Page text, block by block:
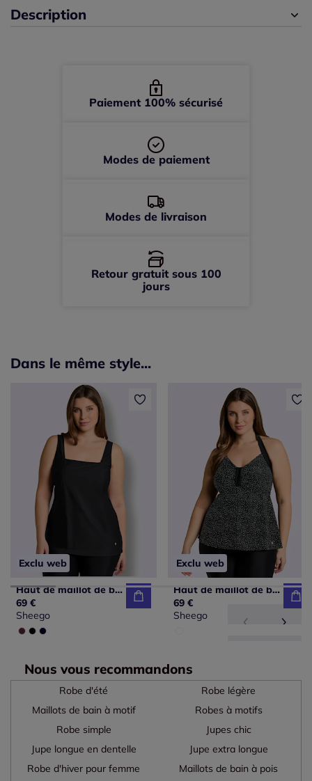
En stock
Description
Paiement 100% sécurisé
Modes de paiement
Modes de livraison
Retour gratuit sous 100
jours
Dans le même style...
Exclu web
Haut de maillot de bain bon. b, c, d, e, f
69 €
Sheego
Exclu web
Haut de maillot de bain bonnets doux
69 €
Sheego
Nous vous recommandons
Robe d'été
Maillots de bain à motif
Robe simple
Jupe longue en dentelle
Robe d'hiver pour femme
Robe légère
Robes à motifs
Jupes chic
Jupe extra longue
Maillots de bain à pois